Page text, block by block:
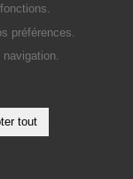
préférences.
tout